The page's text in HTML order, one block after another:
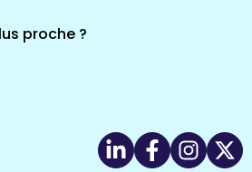
proche ?